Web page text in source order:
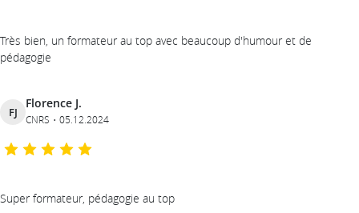
Très bien, un formateur au top avec beaucoup d'humour et de
pédagogie
FJ
Florence J.
CNRS 05.12.2024
Super formateur, pédagogie au top